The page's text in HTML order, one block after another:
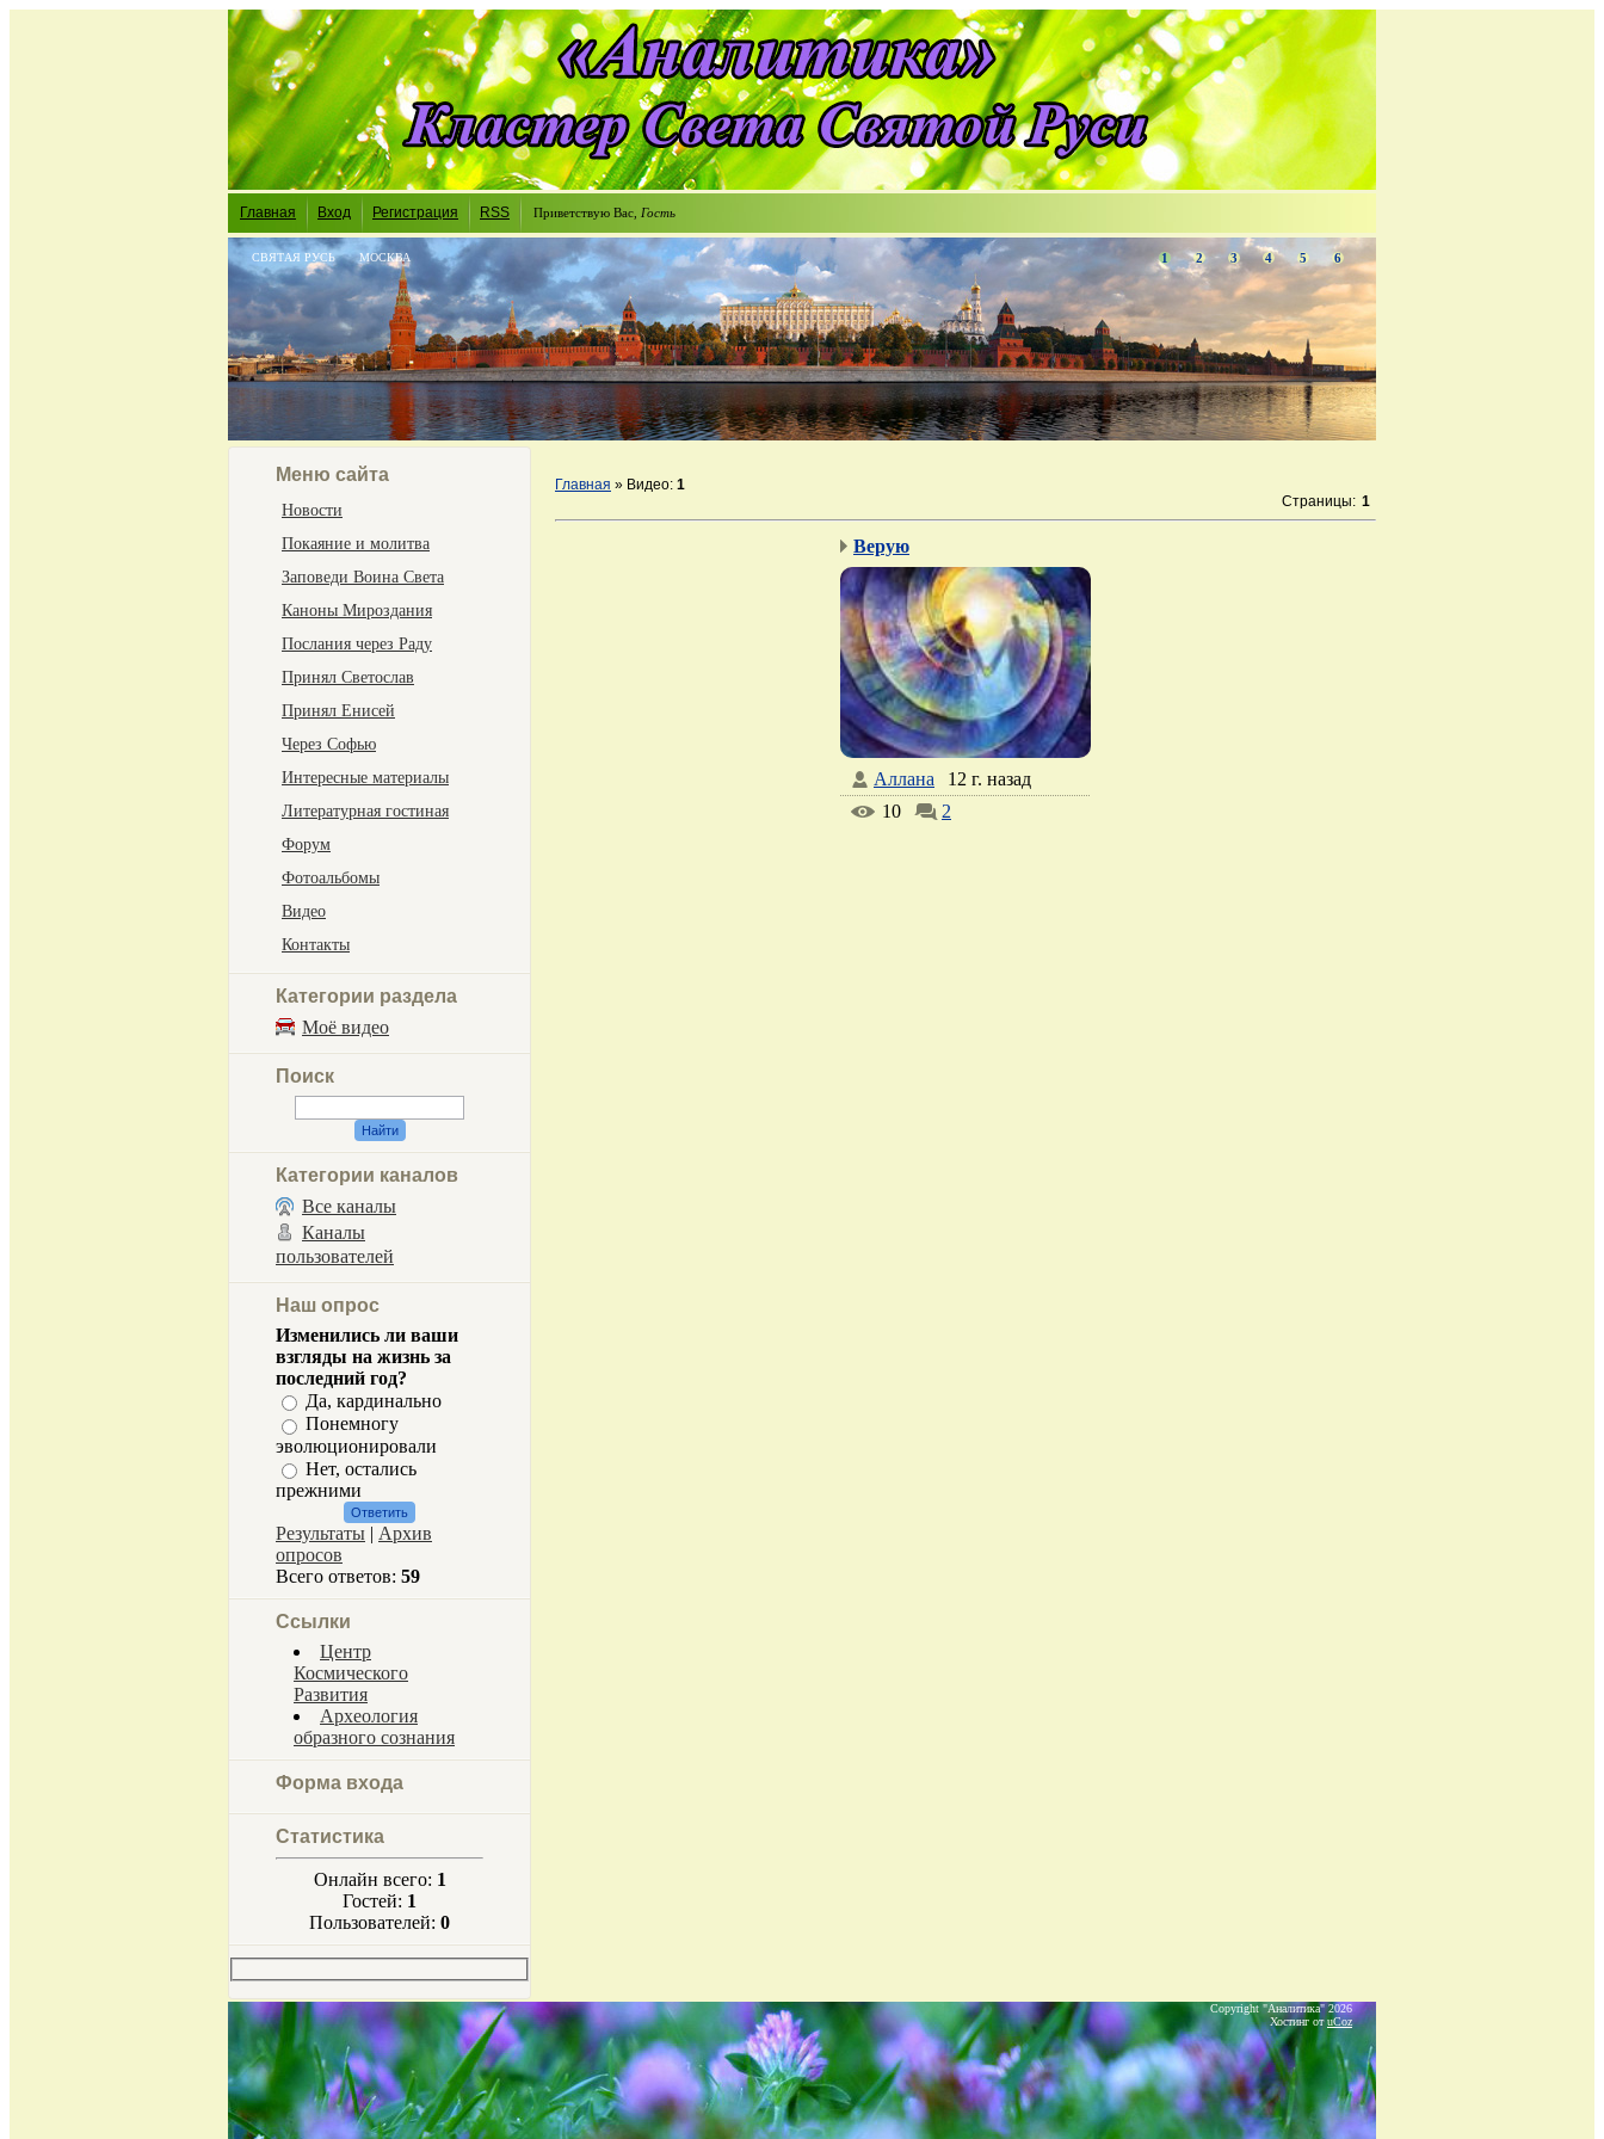
Главная Вход Регистрация RSS Приветствую Вас Гость
СВЯТАЯ РУСЬ МОСКВА 1 2 3 4 5 6
Меню сайта
Новости
Покаяние и молитва
Заповеди Воина Света
Каноны Мироздания
Послания через Раду
Принял Светослав
Принял Енисей
Через Софью
Интересные материалы
Литературная гостиная
Форум
Фотоальбомы
Видео
Контакты
Категории раздела
Моё видео
Поиск
Категории каналов
Все каналы
Каналы
пользователей
Наш опрос
Изменились ли ваши
взгляды на жизнь за
последний год?
Да, кардинально
Понемногу
эволюционировали
Нет, остались
прежними
Результаты | Архив
опросов
Всего ответов: 59
Ссылки
Центр
Космического
Развития
Археология
образного сознания
Форма входа
Статистика
Онлайн всего: 1
Гостей: 1
Пользователей: 0
Главная » Видео: 1
Страницы: 1
Верую
Аллана
12 г. назад
10
2
Copyright "Аналитика" 2026
Хостинг отuCoz